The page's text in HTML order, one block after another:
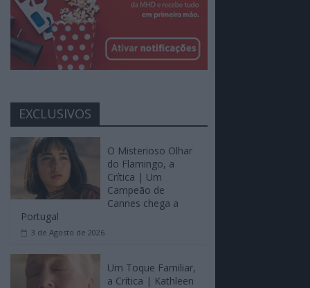
EXCLUSIVOS
O Misterioso Olhar
do Flamingo, a
Crítica | Um
Campeão de
Cannes chega a
Portugal
3 de Agosto de 2026
Um Toque Familiar,
a Crítica | Kathleen